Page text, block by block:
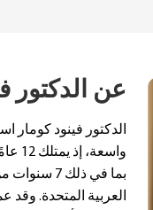
عن الدكتور
الدكتور فينود كومار
بما في ذلك
العربية المتحدة.